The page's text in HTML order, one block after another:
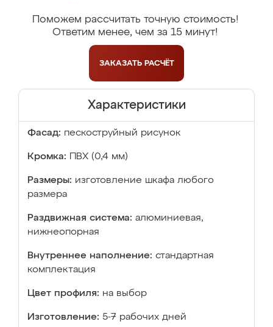
Поможем рассчитать точную стоимость!
Ответим менее, чем за 15 минут!
ЗАКАЗАТЬ РАСЧЁТ
Характеристики
Фасад: пескоструйный рисунок
Кромка: ПВХ (0,4 мм)
Размеры: изготовление шкафа любого
размера
Раздвижная система: алюминиевая,
нижнеопорная
Внутреннее наполнение: стандартная
комплектация
Цвет профиля: на выбор
Изготовление: 5-7 рабочих дней